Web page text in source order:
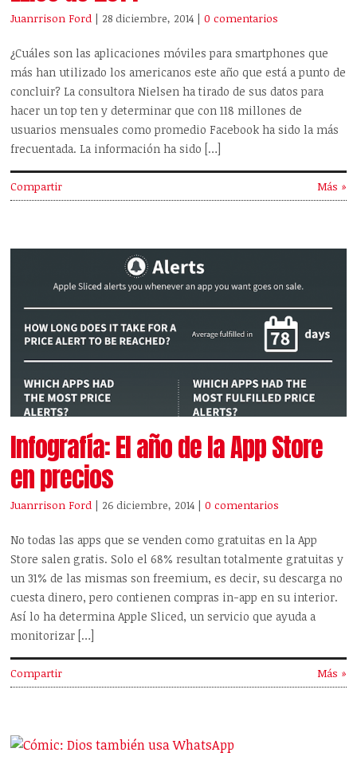
Juanrrison Ford | 28 diciembre, 2014 |0 comentarios
¿Cuáles son las aplicaciones móviles para smartphones que
más han utilizado los americanos este año que está a punto de
concluir? La consultora Nielsen ha tirado de sus datos para
hacer un top ten y determinar que con 118 millones de
usuarios mensuales como promedio Facebook ha sido la más
frecuentada. La información ha sido […]
Compartir Más »
Infografía: El año de la App Store
en precios
Juanrrison Ford | 26 diciembre, 2014 |0 comentarios
No todas las apps que se venden como gratuitas en la App
Store salen gratis. Solo el 68% resultan totalmente gratuitas y
un 31% de las mismas son freemium, es decir, su descarga no
cuesta dinero, pero contienen compras in-app en su interior.
Así lo ha determina Apple Sliced, un servicio que ayuda a
monitorizar […]
Compartir Más »